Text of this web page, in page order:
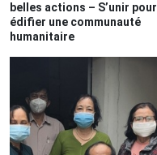
belles actions – S’unir pour
édifier une communauté
humanitaire